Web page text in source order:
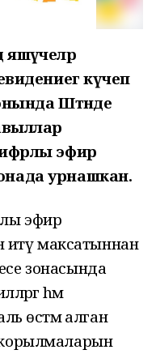
күчеп
Штәнде
эфир
урнашкан.
эфир
итү максатыннан
зонасында
hәм
өстәмә алган